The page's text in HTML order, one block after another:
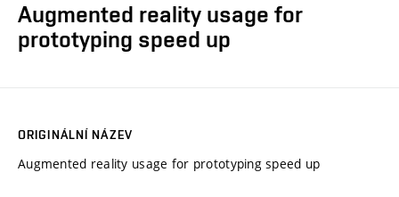
Augmented reality usage for
prototyping speed up
ORIGINÁLNÍ NÁZEV
Augmented reality usage for prototyping speed up